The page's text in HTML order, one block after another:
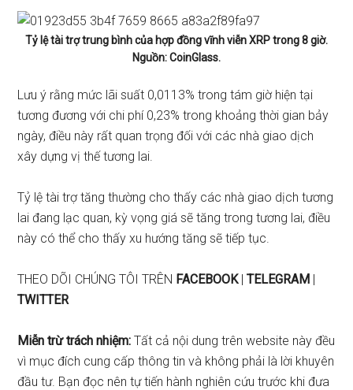
Tỷ lệ tài trợ trung bình của hợp đồng vĩnh viễn XRP trong 8 giờ.
Nguồn: CoinGlass.
Lưu ý rằng mức lãi suất 0,0113% trong tám giờ hiện tại
tương đương với chi phí 0,23% trong khoảng thời gian bảy
ngày, điều này rất quan trọng đối với các nhà giao dịch
xây dựng vị thế tương lai.
Tỷ lệ tài trợ tăng thường cho thấy các nhà giao dịch tương
lai đang lạc quan, kỳ vọng giá sẽ tăng trong tương lai, điều
này có thể cho thấy xu hướng tăng sẽ tiếp tục.
THEO DÕI CHÚNG TÔI TRÊN FACEBOOK|TELEGRAM |
TWITTER
Miễn trừ trách nhiệm: Tất cả nội dung trên website này đều
vì mục đích cung cấp thông tin và không phải là lời khuyên
đầu tư. Bạn đọc nên tự tiến hành nghiên cứu trước khi đưa